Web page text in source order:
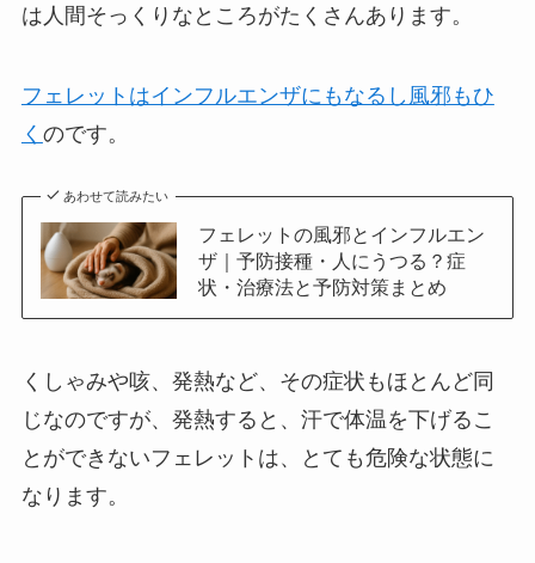
は人間そっくりなところがたくさんあります。
フェレットはインフルエンザにもなるし風邪もひ
く のです。
あわせて読みたい
フェレットの風邪とインフルエン
ザ｜予防接種・人にうつる？症
状・治療法と予防対策まとめ
くしゃみや咳、発熱など、その症状もほとんど同
じなのですが、発熱すると、汗で体温を下げるこ
とができないフェレットは、とても危険な状態に
なります。